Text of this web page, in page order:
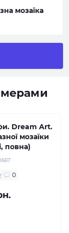
мозаїка
Dream Art.
мозаїки
повна)
0